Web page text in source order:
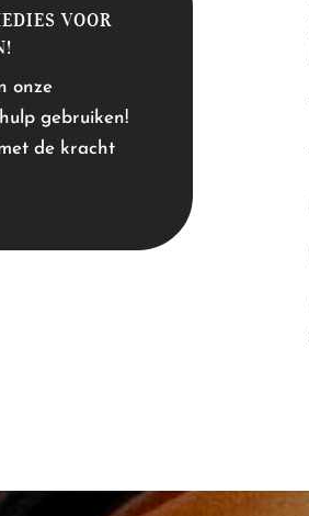
VOOR
onze
gebruiken!
de kracht